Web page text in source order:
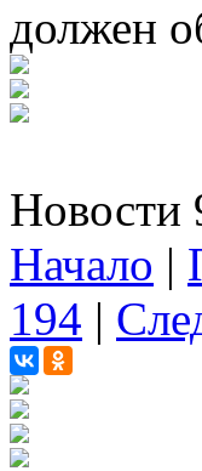
должен
Новости
Начало |
194 |